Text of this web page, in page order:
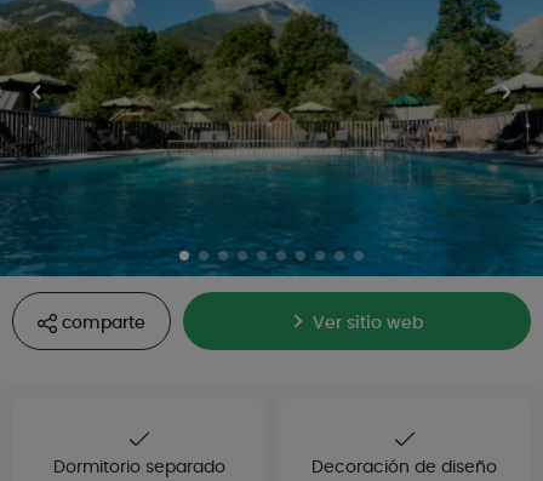
comparte Ver sitio web
Dormitorio separado
Decoración de diseño